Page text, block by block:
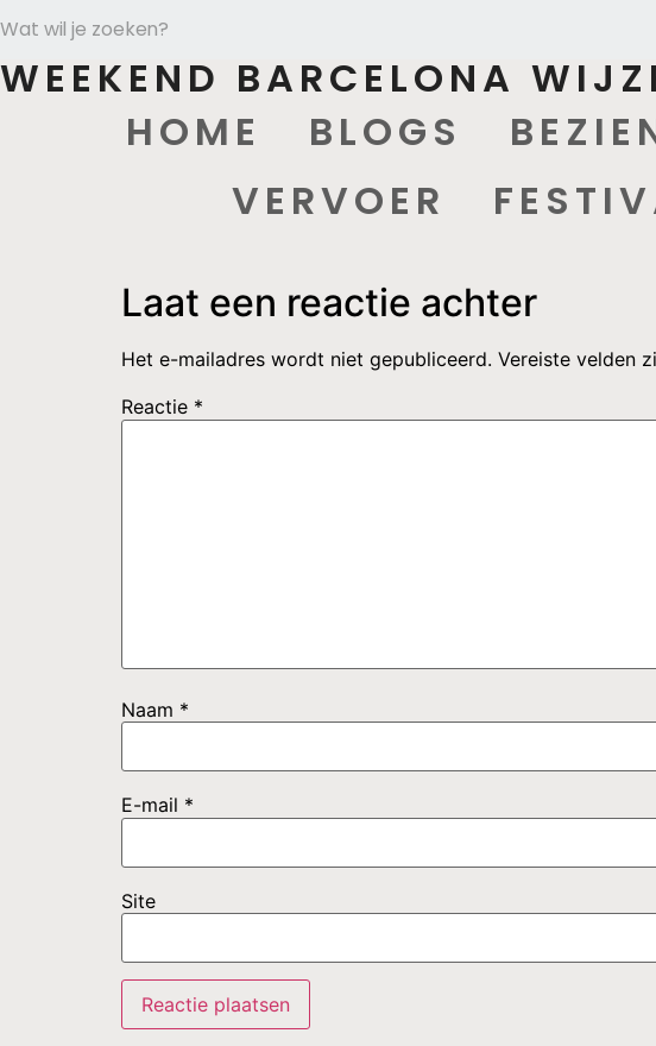
WEEKEND BARCELONA
HOME
BLOGS
VERVOER
Laat een reactie achter
Het e-mailadres wordt niet gepubliceerd. Vereiste velden
Reactie *
Naam *
E-mail *
Site